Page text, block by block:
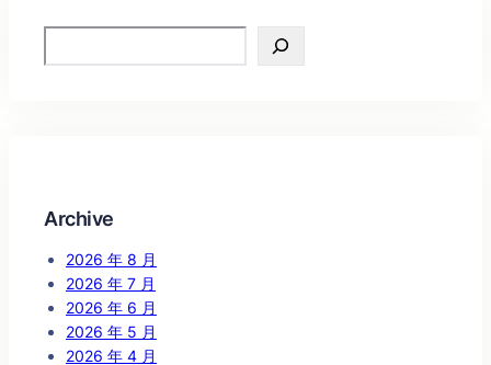
Archive
2026 年 8 月
2026 年 7 月
2026 年 6 月
2026 年 5 月
2026 年 4 月